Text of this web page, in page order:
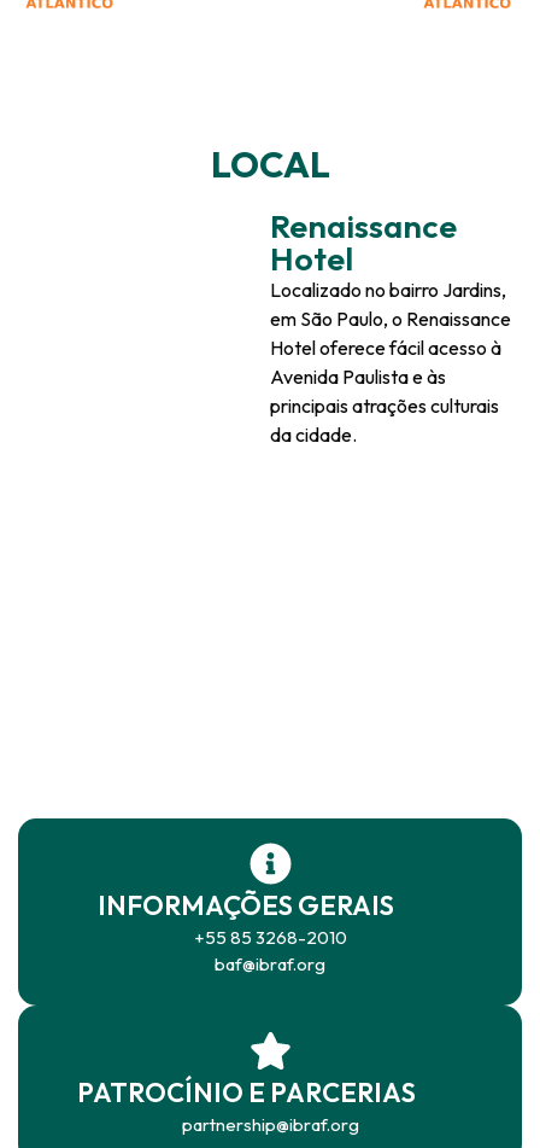
LOCAL
Renaissance
Hotel
Localizado no bairro Jardins,
em São Paulo, o Renaissance
Hotel oferece fácil acesso à
Avenida Paulista e às
principais atrações culturais
da cidade.
INFORMAÇÕES GERAIS
+55 85 3268-2010
baf@ibraf.org
PATROCÍNIO E PARCERIAS
partnership@ibraf.org